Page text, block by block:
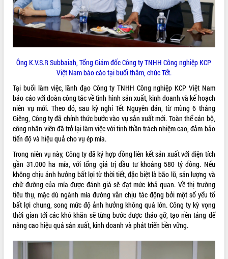
Loading the player...
Trailer Lễ hội Sầu riêng Đắk Lắk năm
Khám bệnh, cấp phát thuốc miễn phí
Hội nghị UBND tỉnh Đắk Lắk thường kỳ
Lễ truy tặng danh hiệu “Bà Mẹ Việt
Nam Anh hùng” và trao Huân chương
Lao động
UBND tỉnh Đắk Lắk triển khai nhiệm
vụ 6 tháng cuối năm 2026
Kỳ họp thứ Hai, Hội đồng nhân dân
tỉnh khóa XI quyết nghị nhiều nội dung
quan trọng
Bí thư Tỉnh ủy Lương Nguyễn Minh
Triết thăm, tặng quà người có công với
cách mạng
Rà soát, hoàn thiện hệ thống thiết chế
văn hóa, thể thao đáp ứng yêu cầu
phát triển mới
Thường trực HĐND tỉnh Đắk Lắk gặp
ALBUM ẢNH
LIÊN KẾT WEB
Ông K.V.S.R Subbaiah, Tổng Giám đốc Công ty TNHH Công nghiệp KCP
Việt Nam báo cáo tại buổi thăm, chúc Tết.
Tại buổi làm việc, lãnh đạo Công ty TNHH Công nghiệp KCP Việt Nam
báo cáo với đoàn công tác về tình hình sản xuất, kinh doanh và kế hoạch
niên vụ mới. Theo đó, sau kỳ nghỉ Tết Nguyên đán, từ mùng 6 tháng
Giêng, Công ty đã chính thức bước vào vụ sản xuất mới. Toàn thể cán bộ,
công nhân viên đã trở lại làm việc với tinh thần trách nhiệm cao, đảm bảo
tiến độ và hiệu quả cho vụ ép mía.
Trong niên vụ này, Công ty đã ký hợp đồng liên kết sản xuất với diện tích
gần 31.000 ha mía, với tổng giá trị đầu tư khoảng 580 tỷ đồng. Nếu
không chịu ảnh hưởng bất lợi từ thời tiết, đặc biệt là bão lũ, sản lượng và
chữ đường của mía được đánh giá sẽ đạt mức khả quan. Về thị trường
tiêu thụ, mặc dù ngành mía đường vẫn chịu tác động bởi một số yếu tố
bất lợi chung, song mức độ ảnh hưởng không quá lớn. Công ty kỳ vọng
thời gian tới các khó khăn sẽ từng bước được tháo gỡ, tạo nền tảng để
nâng cao hiệu quả sản xuất, kinh doanh và phát triển bền vững.